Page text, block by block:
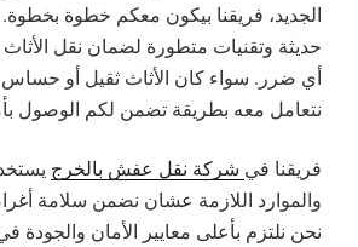
الجديد، فريقنا بيكون معكم خطوة
حديثة وتقنيات متطورة لضمان نقل
أي ضرر. سواء كان الأثاث ثقيل أو
نتعامل معه بطريقة تضمن لكم الوصول
فريقنا في شركة نقل عفش بالخرج
والموارد اللازمة عشان نضمن سلامة
نحن نلتزم بأعلى معايير الأمان